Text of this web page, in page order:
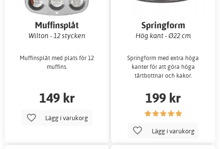
Muffinsplåt
Wilton - 12 stycken
Muffinsplåt med plats för 12
muffins.
149 kr
Lägg i varukorg
Springform
Hög kant - Ø22 cm
Springform med extra höga
kanter för att göra höga
tårtbottnar och kakor.
199 kr
Lägg i varukorg